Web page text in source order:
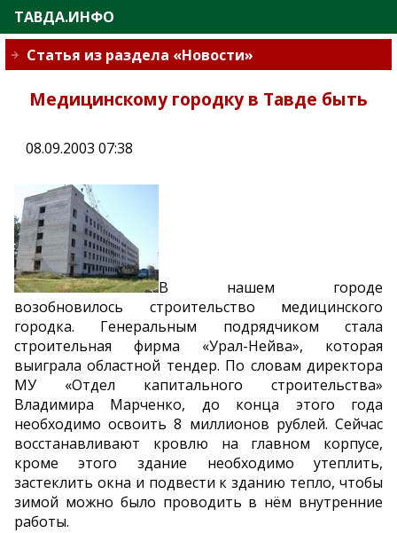
ТАВДА.ИНФО
Статья из раздела «Новости»
Медицинскому городку в Тавде быть
08.09.2003 07:38
В нашем городе
возобновилось строительство медицинского
городка. Генеральным подрядчиком стала
строительная фирма «Урал-Нейва», которая
выиграла областной тендер. По словам директора
МУ «Отдел капитального строительства»
Владимира Марченко, до конца этого года
необходимо освоить 8 миллионов рублей. Сейчас
восстанавливают кровлю на главном корпусе,
кроме этого здание необходимо утеплить,
застеклить окна и подвести к зданию тепло, чтобы
зимой можно было проводить в нём внутренние
работы.